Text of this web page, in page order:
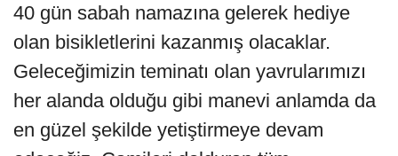
40 gün sabah namazına gelerek hediye
olan bisikletlerini kazanmış olacaklar.
Geleceğimizin teminatı olan yavrularımızı
her alanda olduğu gibi manevi anlamda da
en güzel şekilde yetiştirmeye devam